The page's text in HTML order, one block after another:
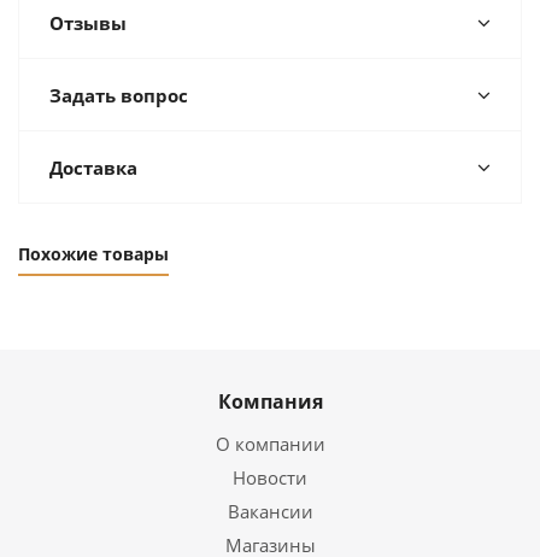
Отзывы
Задать вопрос
Доставка
Похожие товары
Компания
О компании
Новости
Вакансии
Магазины